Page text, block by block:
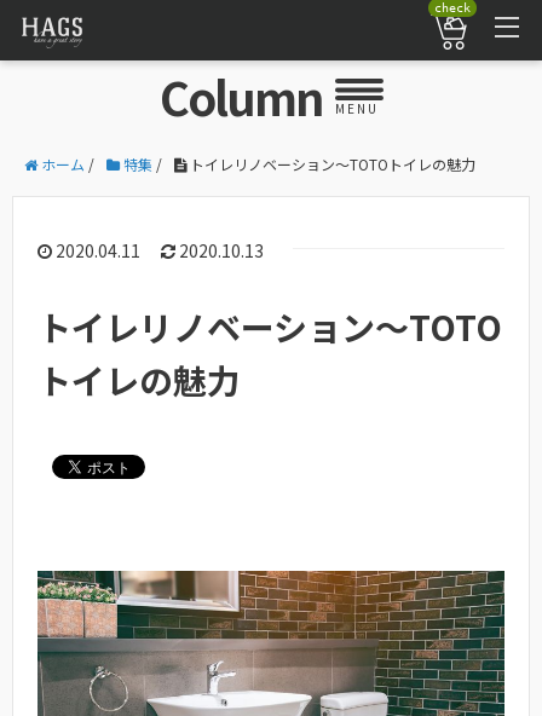
check
Column MENU
ホーム / 特集 / トイレリノベーション～TOTOトイレの魅力
2020.04.11 2020.10.13
トイレリノベーション～TOTO
トイレの魅力